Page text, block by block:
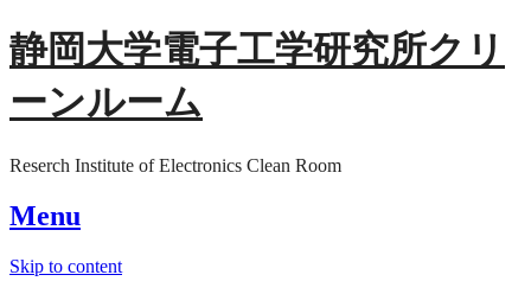
静岡大学電子工学研究所クリ
ーンルーム
Reserch Institute of Electronics Clean Room
Menu
Skip to content